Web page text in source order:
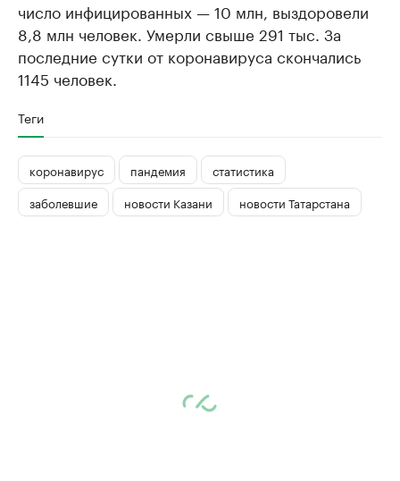
число инфицированных — 10 млн, выздоровели
8,8 млн человек. Умерли свыше 291 тыс. За
последние сутки от коронавируса скончались
1145 человек.
Теги
коронавирус пандемия
статистика
заболевшие
новости Казани новости Татарстана